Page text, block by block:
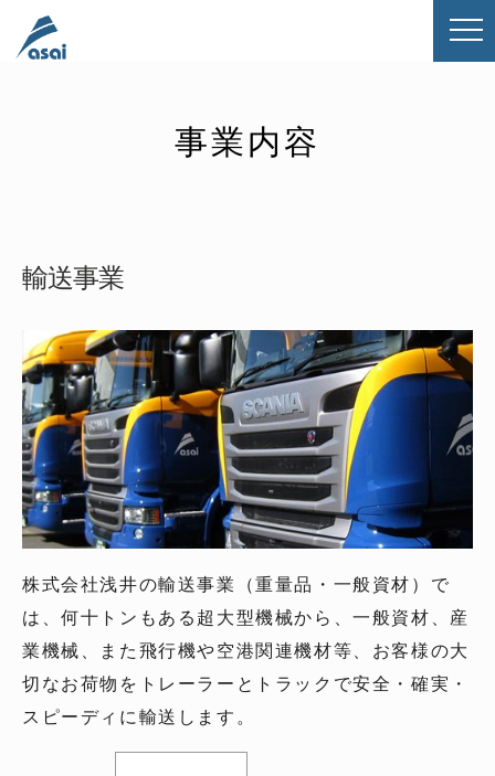
事業内容
輸送事業
株式会社浅井の輸送事業（重量品・一般資材）で
は、何十トンもある超大型機械から、一般資材、産
業機械、また飛行機や空港関連機材等、お客様の大
切なお荷物をトレーラーとトラックで安全・確実・
スピーディに輸送します。